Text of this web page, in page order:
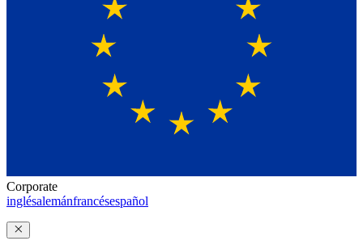
Corporate
inglésalemánfrancésespañol